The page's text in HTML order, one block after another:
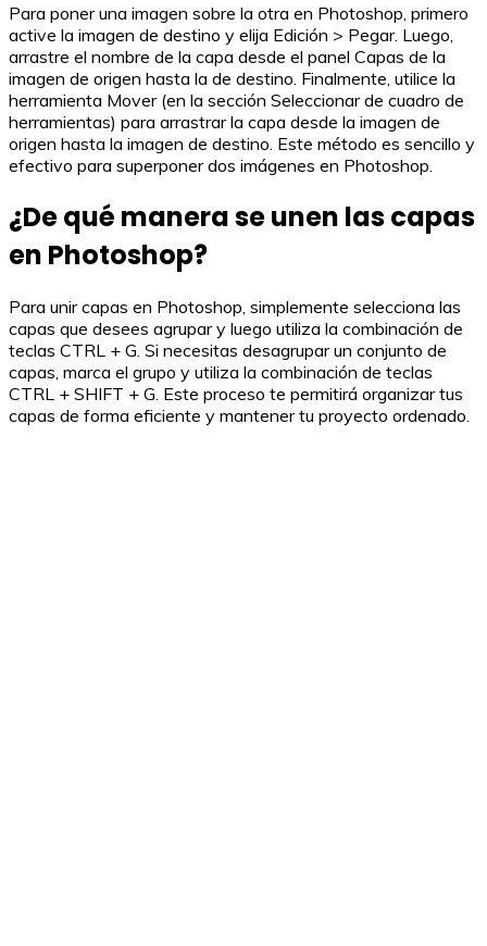
Para poner una imagen sobre la otra en Photoshop, primero
active la imagen de destino y elija Edición > Pegar. Luego,
arrastre el nombre de la capa desde el panel Capas de la
imagen de origen hasta la de destino. Finalmente, utilice la
herramienta Mover (en la sección Seleccionar de cuadro de
herramientas) para arrastrar la capa desde la imagen de
origen hasta la imagen de destino. Este método es sencillo y
efectivo para superponer dos imágenes en Photoshop.
¿De qué manera se unen las capas
en Photoshop?
Para unir capas en Photoshop, simplemente selecciona las
capas que desees agrupar y luego utiliza la combinación de
teclas CTRL + G. Si necesitas desagrupar un conjunto de
capas, marca el grupo y utiliza la combinación de teclas
CTRL + SHIFT + G. Este proceso te permitirá organizar tus
capas de forma eficiente y mantener tu proyecto ordenado.